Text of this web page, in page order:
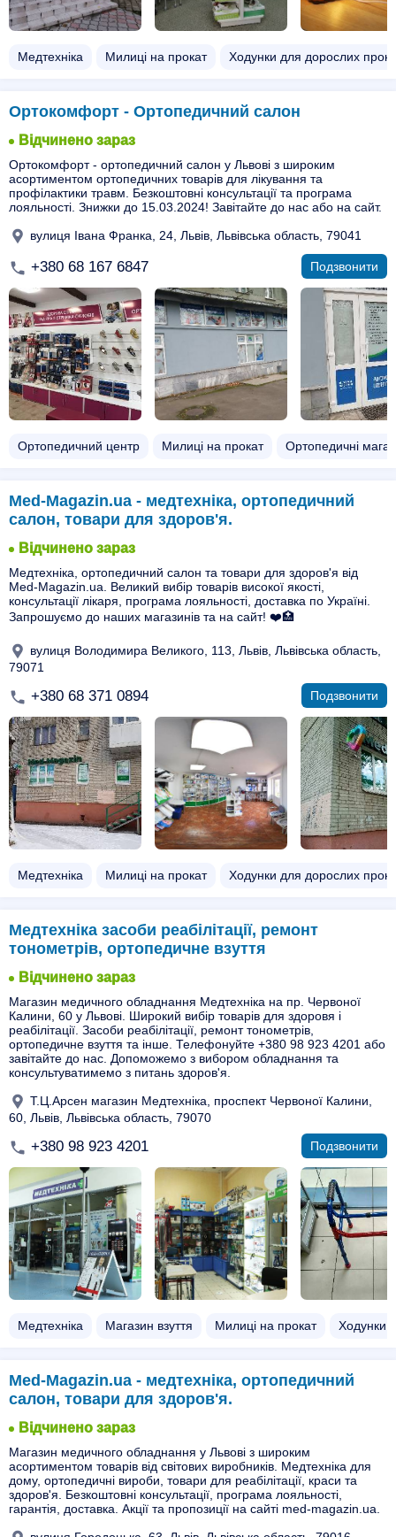
Медтехніка Милиці на прокат Ходунки для дорослих
Ортокомфорт - Ортопедичний салон
Відчинено зараз
Ортокомфорт - ортопедичний салон у Львові з широким
асортиментом ортопедичних товарів для лікування та
профілактики травм. Безкоштовні консультації та програма
лояльності. Знижки до 15.03.2024! Завітайте до нас або на сайт.
вулиця Івана Франка, 24, Львів, Львівська область, 79041
+380 68 167 6847 Подзвонити
Ортопедичний центр Милиці на прокат Ортопедичні
Med-Magazin.ua - медтехніка, ортопедичний
салон, товари для здоров'я.
Відчинено зараз
Медтехніка, ортопедичний салон та товари для здоров'я від
Med-Magazin.ua. Великий вибір товарів високої якості,
консультації лікаря, програма лояльності, доставка по Україні.
Запрошуємо до наших магазинів та на сайт! ❤️🏥
вулиця Володимира Великого, 113, Львів, Львівська область,
79071
+380 68 371 0894 Подзвонити
Медтехніка Милиці на прокат Ходунки для дорослих
Медтехніка засоби реабілітації, ремонт
тонометрів, ортопедичне взуття
Відчинено зараз
Магазин медичного обладнання Медтехніка на пр. Червоної
Калини, 60 у Львові. Широкий вибір товарів для здоровя і
реабілітації. Засоби реабілітації, ремонт тонометрів,
ортопедичне взуття та інше. Телефонуйте +380 98 923 4201 або
завітайте до нас. Допоможемо з вибором обладнання та
консультуватимемо з питань здоров'я.
Т.Ц.Арсен магазин Медтехніка, проспект Червоної Калини,
60, Львів, Львівська область, 79070
+380 98 923 4201 Подзвонити
Медтехніка Магазин взуття Милиці на прокат Ходунки
Med-Magazin.ua - медтехніка, ортопедичний
салон, товари для здоров'я.
Відчинено зараз
Магазин медичного обладнання у Львові з широким
асортиментом товарів від світових виробників. Медтехніка для
дому, ортопедичні вироби, товари для реабілітації, краси та
здоров'я. Безкоштовні консультації, програма лояльності,
гарантія, доставка. Акції та пропозиції на сайті med-magazin.ua.